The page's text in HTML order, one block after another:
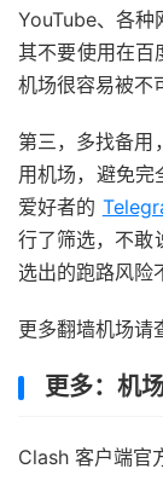
YouTube、各种
其不要使用在百
机场很容易被不
第三，多找备用
用机场，避免完
爱好者的
行了筛选，不敢
选出的跑路风险
更多翻墙机场请
更多：机
Clash 客户端官